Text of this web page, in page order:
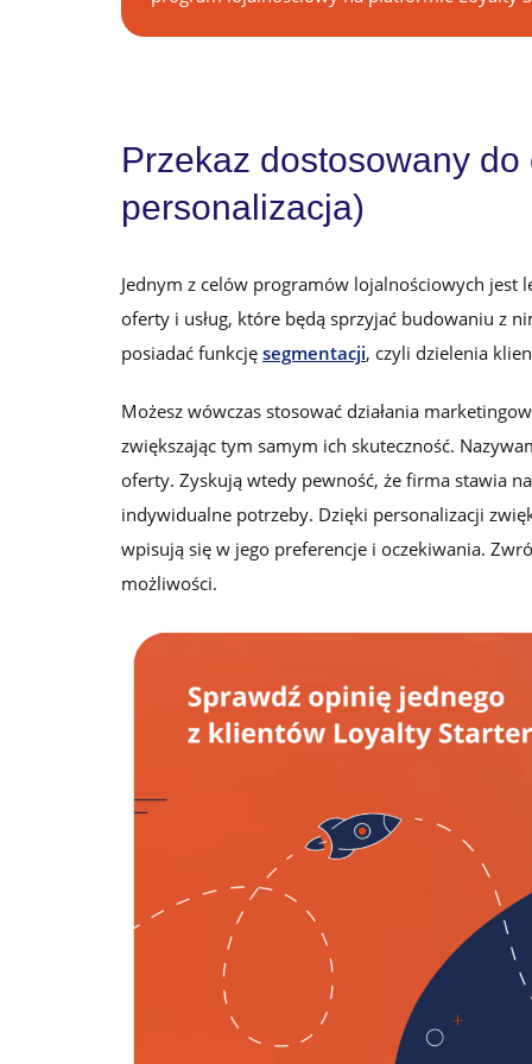
Przekaz dostosowany
personalizacja)
Jednym z celów programów lojalnościowych jest
oferty i usług, które będą sprzyjać budowaniu z
posiadać funkcję segmentacji, czyli dzielenia
Możesz wówczas stosować działania
zwiększając tym samym ich skuteczność.
oferty. Zyskują wtedy pewność, że firma stawia
indywidualne potrzeby. Dzięki personalizacji
wpisują się w jego preferencje i oczekiwania.
możliwości.